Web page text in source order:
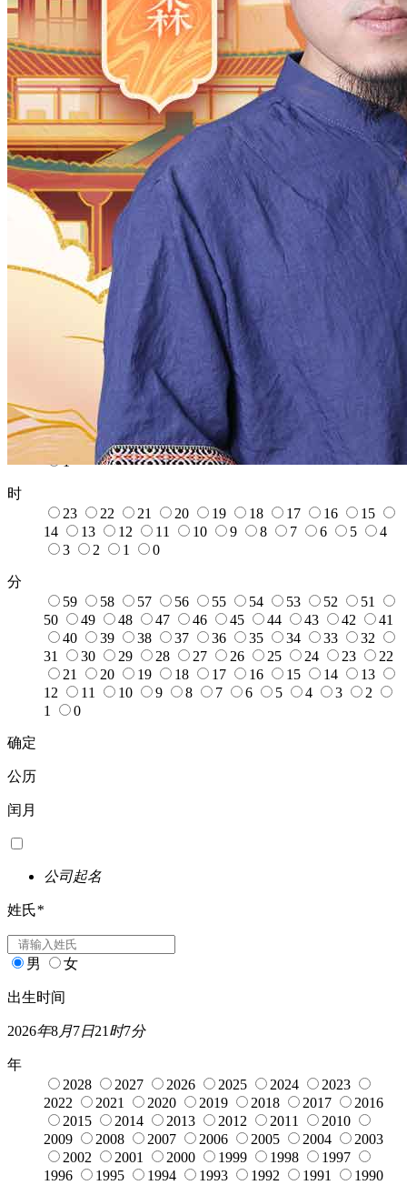
2002
2001 2000 1999 1998
1997
1995 1994 1993 1991
1990
1989
1988 1987 1986 1985
1984
1983
1982 1981 1980 1979 1978
1977
1976
1975 1974 1973 1972
1971
1969 1968 1967 1966 1965
1964
1963
1962 1961 1960 1959
1958
1957
1956 1955 1953 1952
1951
1950
1949 1948 1947
1944
1943 1942 1941 1940 1939
1938
1937
1936 1935 1934 1933
1932
1931
1930 1928 1927 1926
1924
1923 1922 1920
1919
1918
1916 1915 1914
1912
1911
1909 1908 1907
1905
1904 1903 1902 1900
12
11 7
31
30 29 28 27 25 24
22
21 20 18 17
12
11 10 9 8 7 4
1
时
23
22 21 20 19 18 17 16
15
14
13 12 11 10 9 8 7 6 5
4
3
2 1 0
分
59
58 57 56 55 54 53 52
51
50
49 48 47 46 45 44 43 42
41
40
39 38 37 36 35 34 33
32
31
30 29 28 27 26 25 24 23
22
21
20 19 18 17 16 15 14
13
12
11 10 9 8 7 6 5 4 3
2
1
0
确定
公历
闰月
公司起名
姓氏*
男 女
出生时间
2026年8月7日21 时7分
年
2028
2027 2026 2025 2024
2023
2022
2021 2020 2019 2018 2017
2016
2015
2014 2013 2012 2011
2010
2009
2008 2007 2006 2005 2004
2003
2002
2001 2000 1999 1998
1997
1996
1995 1994 1993 1992 1991
1990